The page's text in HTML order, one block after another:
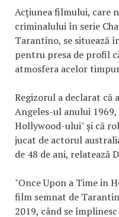
Acţiunea filmului, care
criminalului în serie
Tarantino, se situează
pentru presa de profil
atmosfera acelor
Regizorul a declarat că
Angeles-ul anului
Hollywood-ului" și că
jucat de actorul
de 48 de ani, relatează
"Once Upon a Time in
film semnat de
2019, când se